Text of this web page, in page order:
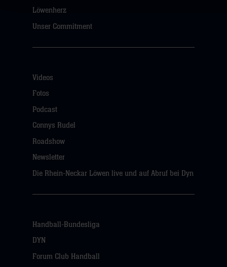
Löwenherz
Unser Commitment
Videos
Fotos
Podcast
Connys Rudel
Roadshow
Newsletter
Die Rhein-Neckar Löwen live und auf Abruf bei Dyn
Handball-Bundesliga
DYN
Forum Club Handball